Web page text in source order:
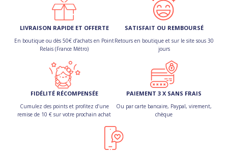
LIVRAISON RAPIDE ET OFFERTE
En boutique ou dès 50€ d’achats en Point
Relais (France Métro)
SATISFAIT OU REMBOURSÉ
Retours en boutique et sur le site sous 30
jours
FIDÉLITÉ RÉCOMPENSÉE
Cumulez des points et profitez d’une
remise de 10 € sur votre prochain achat
PAIEMENT 3 X SANS FRAIS
Ou par carte bancaire, Paypal, virement,
chèque